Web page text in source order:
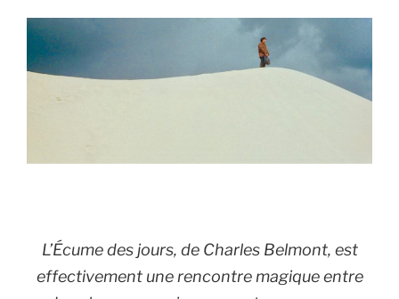
L’Écume des jours, de Charles Belmont, est
effectivement une rencontre magique entre